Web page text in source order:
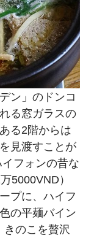
ン」のドンコ
る窓ガラスの
る2階からは
見渡すことが
フォンの昔な
5000VND）
プに、ハイフ
の平麺バイン
きのこを贅沢